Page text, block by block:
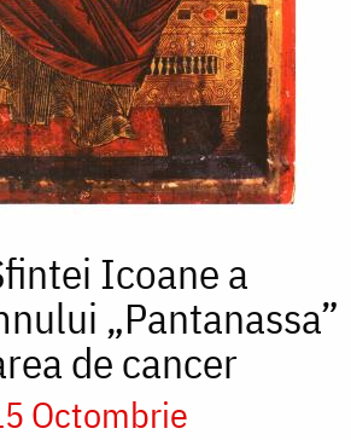
Icoane a
„Pantanassa”
de cancer
Octombrie